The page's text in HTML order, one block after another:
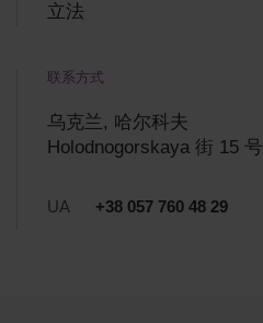
立法
联系方式
乌克兰, 哈尔科夫
Holodnogorskaya 街 15 号
UA +38 057 760 48 29